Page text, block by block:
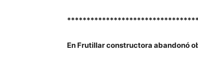
En Frutillar constructora abandonó